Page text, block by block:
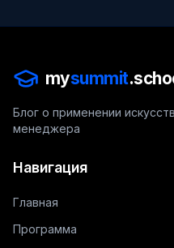
mysummit
Блог о применении
менеджера
Навигация
Главная
Программа